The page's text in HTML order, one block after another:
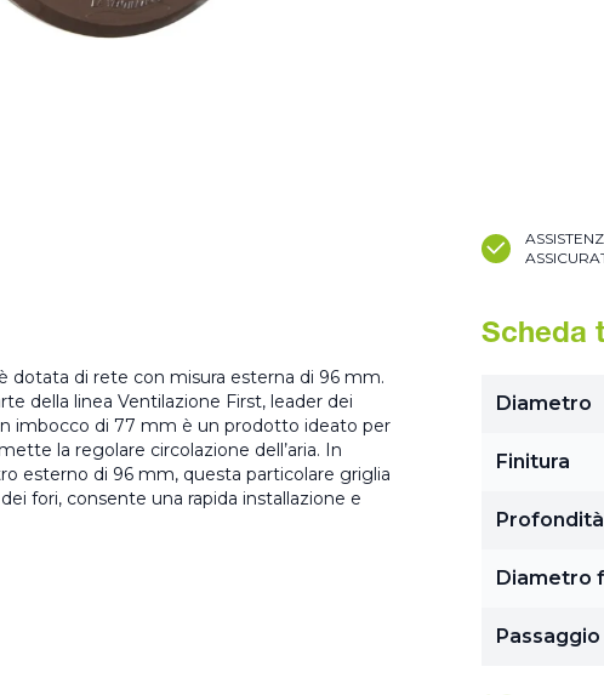
dotata di rete con misura esterna di 96 mm.
della linea Ventilazione First, leader dei
imbocco di 77 mm è un prodotto ideato per
la regolare circolazione dell’aria. In
esterno di 96 mm, questa particolare griglia
fori, consente una rapida installazione e
Scheda
Diametro
Finitura
Profondità
Diametro
Passaggio